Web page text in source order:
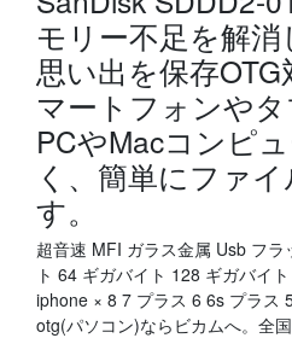
モリー不足を解
思い出を保存OTG
マートフォンや
PCやMacコンピ
く、簡単にファ
す。
超音速 MFI ガラス金属 Usb フ
ト 64 ギガバイト 128 ギガバイ
iphone × 8 7 プラス 6 6s プラス
otg(パソコン)ならビカムへ。全国